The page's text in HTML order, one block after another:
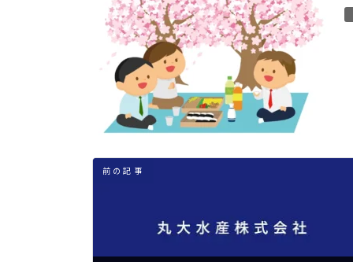
前の記事